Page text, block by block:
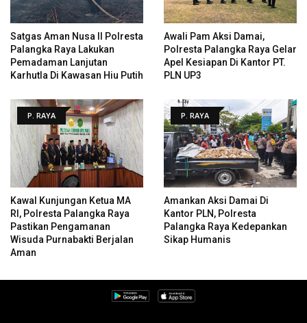
Satgas Aman Nusa II Polresta
Palangka Raya Lakukan
Pemadaman Lanjutan
Karhutla Di Kawasan Hiu Putih
Awali Pam Aksi Damai,
Polresta Palangka Raya Gelar
Apel Kesiapan Di Kantor PT.
PLN UP3
P. RAYA
Kawal Kunjungan Ketua MA
RI, Polresta Palangka Raya
Pastikan Pengamanan
Wisuda Purnabakti Berjalan
Aman
P. RAYA
Amankan Aksi Damai Di
Kantor PLN, Polresta
Palangka Raya Kedepankan
Sikap Humanis